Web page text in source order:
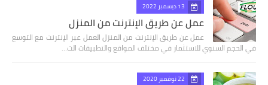
13 ديسمبر 2022
عمل عن طريق الإنترنت من المنزل
عمل عن طريق الإنترنت من المنزل العمل عبر الإنترنت مع التوسع
في الحجم السنوي للاستثمار في مختلف المواقع والتطبيقات الت…
22 نوفمبر 2020